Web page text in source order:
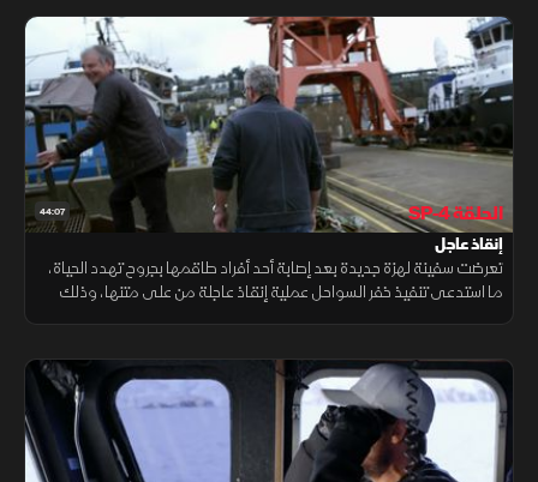
44:07 الحلقة SP-4
إنقاذ عاجل
تعرضت سفينة لهزة جديدة بعد إصابة أحد أفراد طاقمها بجروح تهدد الحياة،
ما استدعى تنفيذ خفر السواحل عملية إنقاذ عاجلة من على متنها، وذلك